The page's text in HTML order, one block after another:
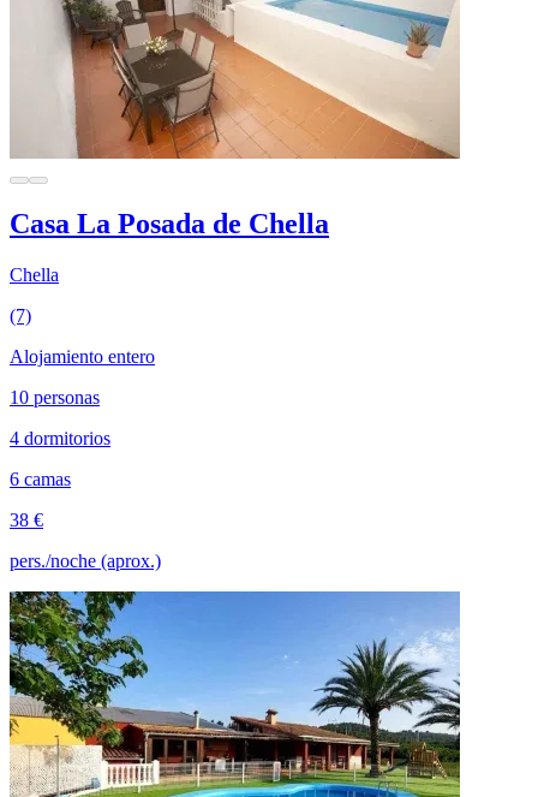
Casa La Posada de Chella
Chella
(7)
Alojamiento entero
10 personas
4 dormitorios
6 camas
38 €
pers./noche (aprox.)